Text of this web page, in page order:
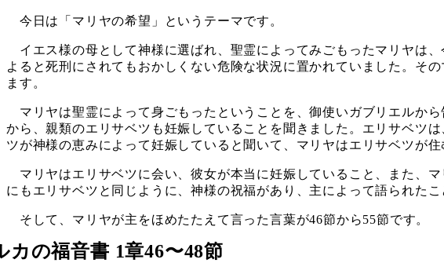
今日は「マリヤの希望」というテーマです。
イエス様の母として神様に選ばれ、聖霊によってみごもったマリヤは
よると死刑にされてもおかしくない危険な状況に置かれていました。そ
ます。
マリヤは聖霊によって身ごもったということを、御使いガブリエルか
から、親類のエリサベツも妊娠していることを聞きました。エリサベツ
ツが神様の恵みによって妊娠していると聞いて、マリヤはエリサベツが住
マリヤはエリサベツに会い、彼女が本当に妊娠していること、また、
にもエリサベツと同じように、神様の祝福があり、主によって語られた
そして、マリヤが主をほめたたえて言った言葉が46節から55節です。
カの福音書 1章46〜48節